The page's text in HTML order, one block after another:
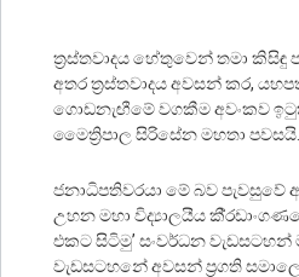
ත‍්‍රස්තවාදය හේතුවෙන් තමා
අතර ත‍්‍රස්තවාදය අවසන් කර,
ගොඩනැඟීමේ වගකීම අවංකව
මෛත්‍රිපාල සිරිසේන මහතා පවසයි.
ජනාධිපතිවරයා මේ බව පැවසුවේ
උහන මහා විද්‍යාලයීය
එකට සිටිමු’ සංවර්ධන වැඩසටහන්
වැඩසටහනේ අවසන් ප‍්‍රගති